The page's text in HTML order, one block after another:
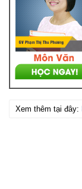
Xem thêm tại đây: